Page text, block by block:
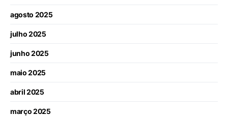
agosto 2025
julho 2025
junho 2025
maio 2025
abril 2025
março 2025